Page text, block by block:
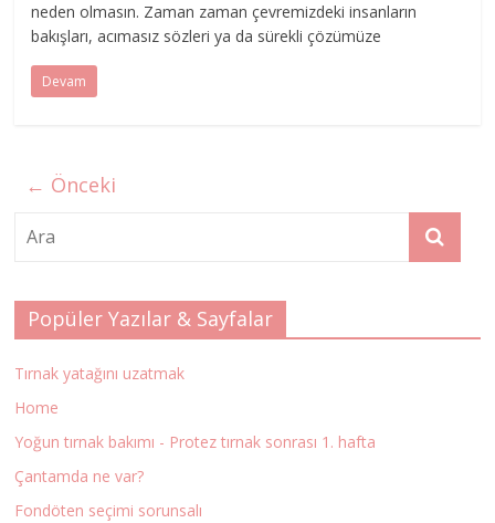
neden olmasın. Zaman zaman çevremizdeki insanların
bakışları, acımasız sözleri ya da sürekli çözümüze
Devam
← Önceki
Popüler Yazılar & Sayfalar
Tırnak yatağını uzatmak
Home
Yoğun tırnak bakımı - Protez tırnak sonrası 1. hafta
Çantamda ne var?
Fondöten seçimi sorunsalı